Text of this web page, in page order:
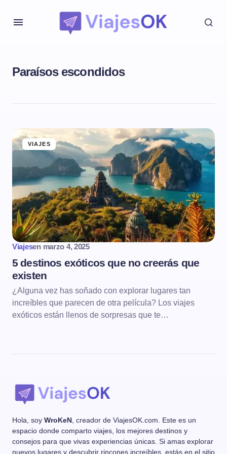
Paraísos escondidos
VIAJES
Viajesen marzo 4, 2025
5 destinos exóticos que no creerás que
existen
¿Alguna vez has soñado con explorar lugares tan
increíbles que parecen de otra película? Los viajes
exóticos están llenos de sorpresas que te…
Hola, soy WroKeN , creador de ViajesOK.com. Este es un
espacio donde comparto viajes, los mejores destinos y
consejos para que vivas experiencias únicas. Si amas explorar
nuevos lugares y descubrir rincones increíbles, estás en el sitio